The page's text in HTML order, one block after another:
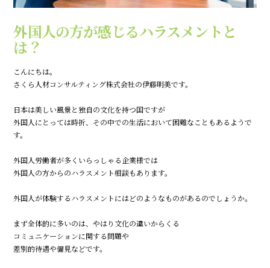
外国人の方が感じるハラスメントと
は？
こんにちは。
さくら人材コンサルティング株式会社の伊藤明美です。
日本は美しい風景と独自の文化を持つ国ですが
外国人にとっては時折、その中での生活において困難なこともあるようで
す。
外国人労働者が多くいらっしゃる企業様では
外国人の方からのハラスメント相談もあります。
外国人が体験するハラスメントにはどのようなものがあるのでしょうか。
まず全体的に多いのは、やはり文化の違いからくる
コミュニケーションに関する問題や
差別的待遇や偏見などです。